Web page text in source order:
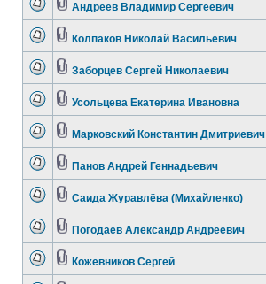
Андреев Владимир Сергеевич
Колпаков Николай Васильевич
Заборцев Сергей Николаевич
Усольцева Екатерина Ивановна
Марковский Константин Дмитриевич
Панов Андрей Геннадьевич
Саида Журавлёва (Михайленко)
Погодаев Александр Андреевич
Кожевников Сергей